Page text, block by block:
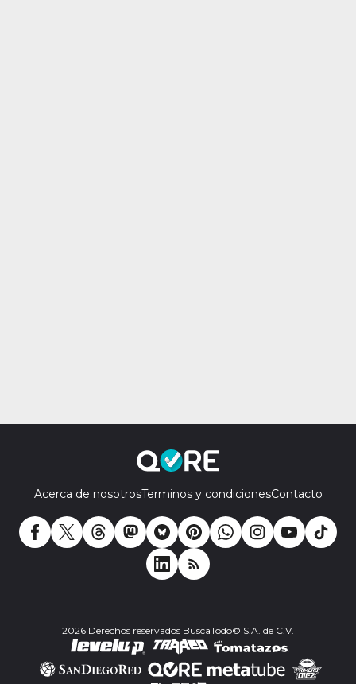
Acerca de nosotrosTerminos y condicionesContacto
2026 Derechos reservados BuscaTodo© S.A. de C.V.